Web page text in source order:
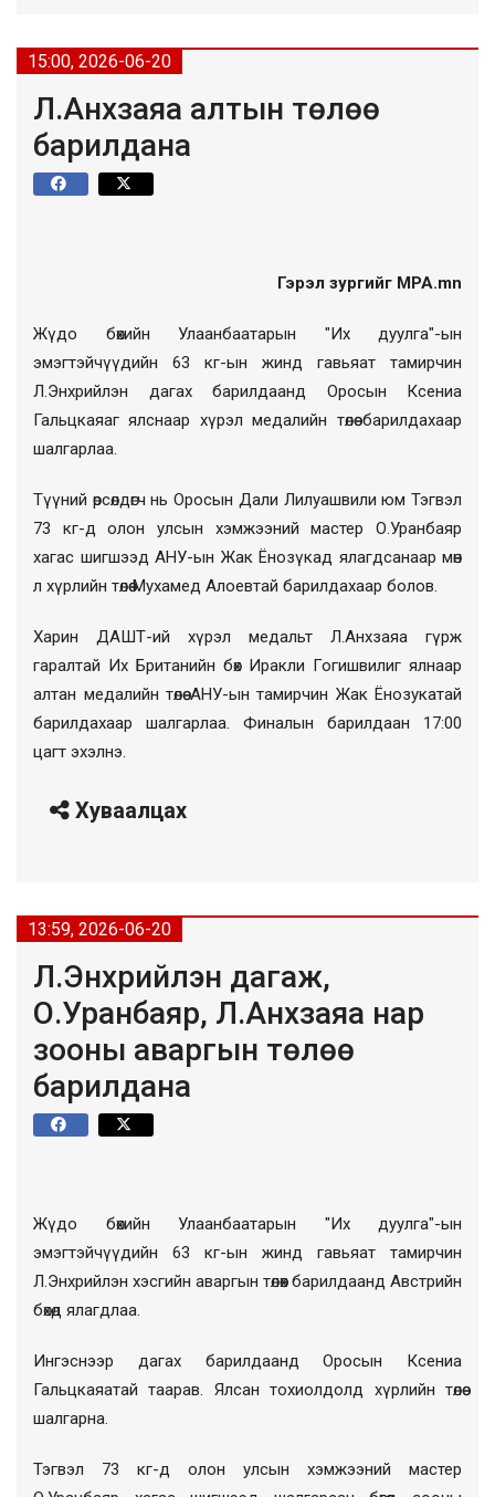
15:00, 2026-06-20
Л.Анхзаяа алтын төлөө
барилдана
Гэрэл зургийг MPA.mn
Жүдо бөхийн Улаанбаатарын "Их дуулга"-ын
эмэгтэйчүүдийн 63 кг-ын жинд гавьяат тамирчин
Л.Энхрийлэн дагах барилдаанд Оросын Ксениа
Гальцкаяаг ялснаар хүрэл медалийн төлөө барилдахаар
шалгарлаа.
Түүний өрсөлдөгч нь Оросын Дали Лилуашвили юм Тэгвэл
73 кг-д олон улсын хэмжээний мастер О.Уранбаяр
хагас шигшээд АНУ-ын Жак Ёнозүкад ялагдсанаар мөн
л хүрлийн төлөө Мухамед Алоевтай барилдахаар болов.
Харин ДАШТ-ий хүрэл медальт Л.Анхзаяа гүрж
гаралтай Их Британийн бөх Иракли Гогишвилиг ялнаар
алтан медалийн төлөө АНУ-ын тамирчин Жак Ёнозукатай
барилдахаар шалгарлаа. Финалын барилдаан 17:00
цагт эхэлнэ.
Хуваалцах
13:59, 2026-06-20
Л.Энхрийлэн дагаж,
О.Уранбаяр, Л.Анхзаяа нар
зооны аваргын төлөө
барилдана
Жүдо бөхийн Улаанбаатарын "Их дуулга"-ын
эмэгтэйчүүдийн 63 кг-ын жинд гавьяат тамирчин
Л.Энхрийлэн хэсгийн аваргын төлөөх барилдаанд Австрийн
бөхөд ялагдлаа.
Ингэснээр дагах барилдаанд Оросын Ксениа
Гальцкаяатай таарав. Ялсан тохиолдолд хүрлийн төлөө
шалгарна.
Тэгвэл 73 кг-д олон улсын хэмжээний мастер